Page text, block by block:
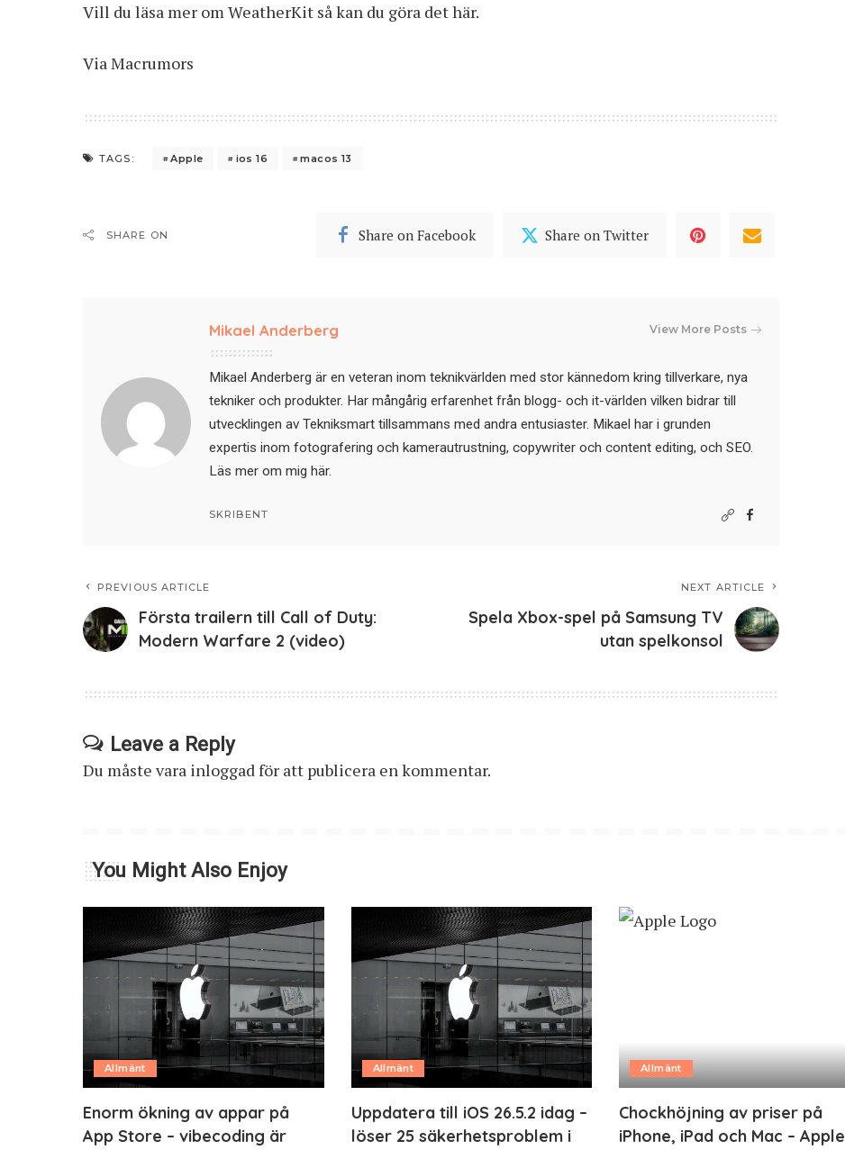
Vill du läsa mer om WeatherKit så kan du göra dethär.
ViaMacrumors
TAGS: Apple ios 16 macos 13
SHARE ON Share on Facebook Share on Twitter
Mikael Anderberg View More Posts
Mikael Anderberg är en veteran inom teknikvärlden med stor kännedom kring tillverkare, nya
tekniker och produkter. Har mångårig erfarenhet från blogg- och it-världen vilken bidrar till
utvecklingen av Tekniksmart tillsammans med andra entusiaster. Mikael har i grunden
expertis inom fotografering och kamerautrustning, copywriter och content editing, och SEO.
Läs mer om mig här.
SKRIBENT
PREVIOUS ARTICLE
Första trailern till Call of Duty:
Modern Warfare 2 (video)
NEXT ARTICLE
Spela Xbox-spel på Samsung TV
utan spelkonsol
Leave a Reply
Du måste vara inloggadför att publicera en kommentar.
You Might Also Enjoy
Allmänt
Enorm ökning av appar på
App Store – vibecoding är
Allmänt
Uppdatera till iOS 26.5.2 idag –
löser 25 säkerhetsproblem i
Allmänt
Chockhöjning av priser på
iPhone, iPad och Mac – Apple